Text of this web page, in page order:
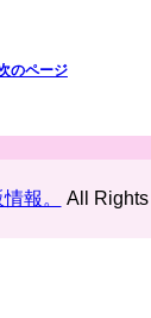
のページ
報。 All